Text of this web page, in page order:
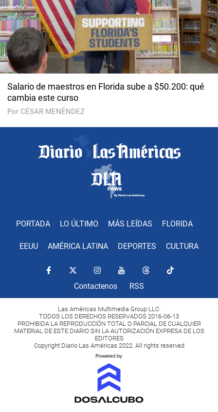
Salario de maestros en Florida sube a $50.200: qué
cambia este curso
Por CÉSAR MENÉNDEZ
PORTADA LO ÚLTIMO MÁS LEÍDAS FLORIDA
EEUU AMÉRICA LATINA DEPORTES CULTURA
Contactenos RSS
Las Américas Multimedia Group LLC.
TODOS LOS DERECHOS RESERVADOS 2016-06-13
PROHIBIDA LA REPRODUCCIÓN TOTAL O PARCIAL DE CUALQUIER
MATERIAL DE ESTE DIARIO SIN LA AUTORIZACIÓN EXPRESA DE LOS
EDITORES
Copyright Diario Las Américas 2022. All rights reserved